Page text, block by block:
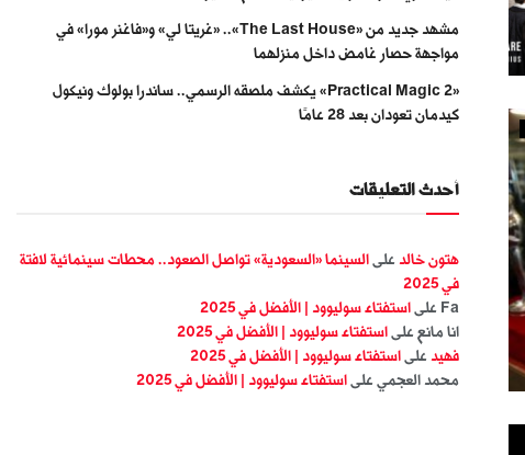
مشهد جديد من «The Last House».. «غريتا لي» و«فاغنر مورا» في
مواجهة حصار غامض داخل منزلهما
«Practical Magic 2» يكشف ملصقه الرسمي.. ساندرا بولوك ونيكول
كيدمان تعودان بعد 28 عامًا
أحدث التعليقات
هتون خالد على السينما «السعودية» تواصل الصعود.. محطات سينمائية لافتة
في 2025
Fa على استفتاء سوليوود | الأفضل في 2025
انا مانع على استفتاء سوليوود | الأفضل في 2025
فهيد على استفتاء سوليوود | الأفضل في 2025
محمد العجمي على استفتاء سوليوود | الأفضل في 2025